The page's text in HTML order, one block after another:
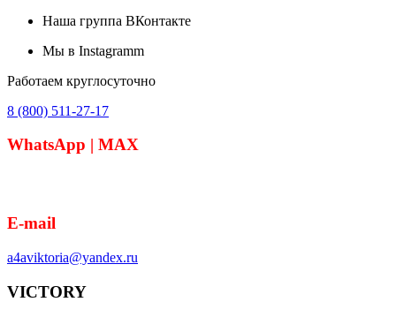
Наша группа ВКонтакте
Мы в Instagramm
Работаем круглосуточно
8 (800) 511-27-17
WhatsApp | MAX
E-mail
a4aviktoria@yandex.ru
VICTORY